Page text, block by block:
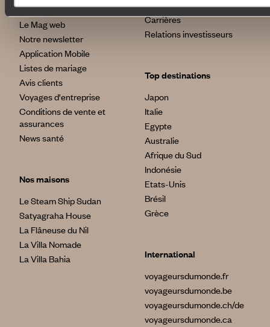
Journal Voyageurs
Le Mag web
Notre newsletter
Application Mobile
Listes de mariage
Avis clients
Voyages d'entreprise
Conditions de vente et
assurances
News santé
Nos maisons
Le Steam Ship Sudan
Satyagraha House
La Flâneuse du Nil
La Villa Nomade
La Villa Bahia
Fondation d'entreprise
Carrières
Relations investisseurs
Top destinations
Japon
Italie
Egypte
Australie
Afrique du Sud
Indonésie
Etats-Unis
Brésil
Grèce
International
voyageursdumonde.fr
voyageursdumonde.be
voyageursdumonde.ch/de
voyageursdumonde.ca